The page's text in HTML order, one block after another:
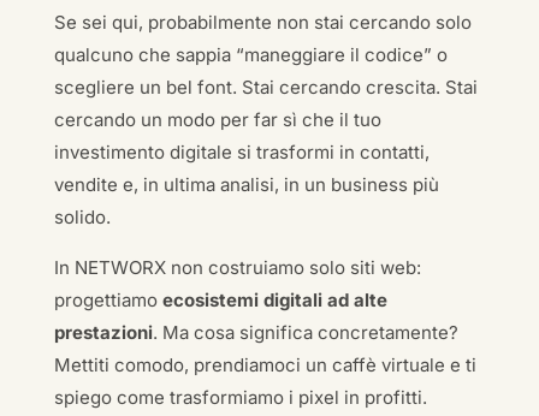
Se sei qui, probabilmente non stai cercando solo
qualcuno che sappia “maneggiare il codice” o
scegliere un bel font. Stai cercando crescita. Stai
cercando un modo per far sì che il tuo
investimento digitale si trasformi in contatti,
vendite e, in ultima analisi, in un business più
solido.
In NETWORX non costruiamo solo siti web:
progettiamo ecosistemi digitali ad alte
prestazioni. Ma cosa significa concretamente?
Mettiti comodo, prendiamoci un caffè virtuale e ti
spiego come trasformiamo i pixel in profitti.